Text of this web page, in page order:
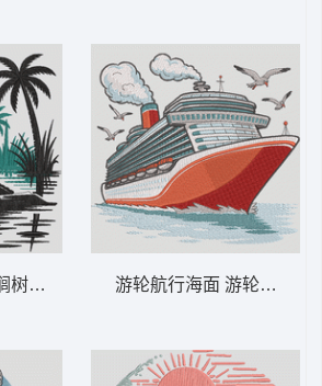
树下 沼泽鳄鱼 – 热带日游轮航行海面 游轮探险